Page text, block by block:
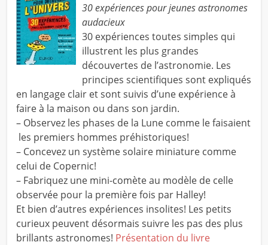
30 expériences pour jeunes astronomes
audacieux
30 expériences toutes simples qui
illustrent les plus grandes
découvertes de l’astronomie. Les
principes scientifiques sont expliqués
en langage clair et sont suivis d’une expérience à
faire à la maison ou dans son jardin.
– Observez les phases de la Lune comme le faisaient
les premiers hommes préhistoriques!
– Concevez un système solaire miniature comme
celui de Copernic!
– Fabriquez une mini-comète au modèle de celle
observée pour la première fois par Halley!
Et bien d’autres expériences insolites! Les petits
curieux peuvent désormais suivre les pas des plus
brillants astronomes! Présentation du livre